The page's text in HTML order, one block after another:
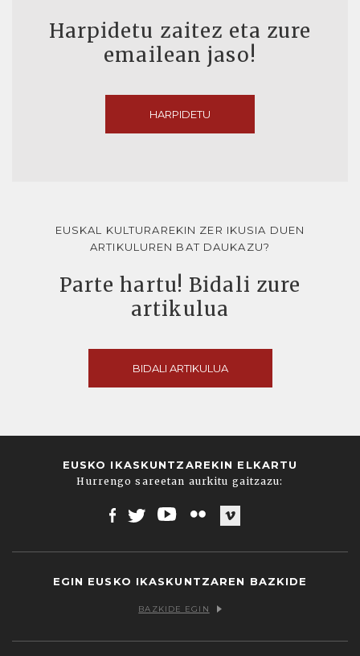
Harpidetu zaitez eta zure
emailean jaso!
HARPIDETU
EUSKAL KULTURAREKIN ZER IKUSIA DUEN
ARTIKULUREN BAT DAUKAZU?
Parte hartu! Bidali zure
artikulua
BIDALI ARTIKULUA
EUSKO IKASKUNTZAREKIN ELKARTU
Hurrengo sareetan aurkitu gaitzazu:
EGIN EUSKO IKASKUNTZAREN BAZKIDE
BAZKIDE EGIN